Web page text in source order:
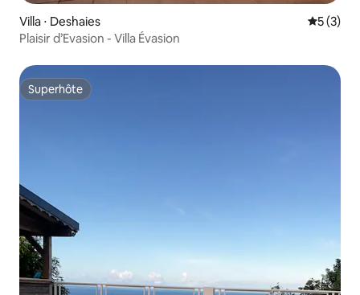
Villa ⋅ Deshaies
5 (3)
Plaisir d’Evasion - Villa Évasion
Superhôte
Superhôte